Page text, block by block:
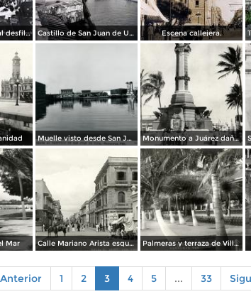
Fiestas del carnaval desfile de carros. Castillo de San Juan de Ulua por el Fotógrafo Walter E. Hadsell Escena callejera.
Muelle visto desde San Juan de Ulúa Monumento a Juárez dañado por el bombardeo durante la invasión estadounidense de 1914
Mar Calle Mariano Arista esquina con Avenida Landero y Coss Palmeras y terraza de Villa del Mar
Anterior 1 2 3 4 5 ... 33